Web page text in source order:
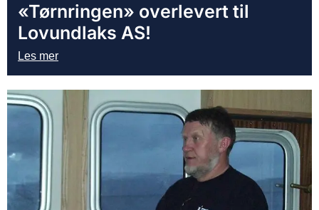
«Tørnringen» overlevert til
Lovundlaks AS!
Les mer